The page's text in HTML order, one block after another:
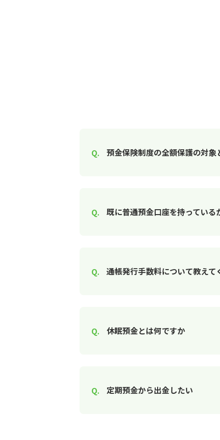
預金保険制度の全額保護の対
既に普通預金口座を持ってい
通帳発行手数料について教えて
休眠預金とは何ですか
定期預金から出金したい